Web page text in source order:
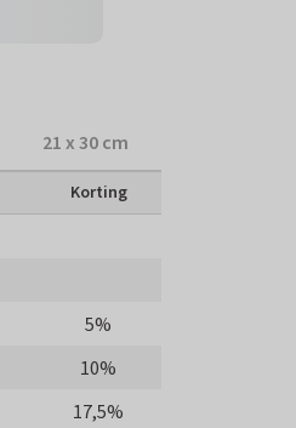
21 x 30 cm
Korting
5%
10%
17,5%